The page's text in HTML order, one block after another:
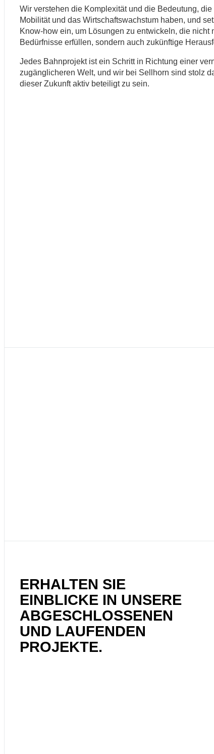
Wir verstehen die Komplexität und die Bedeutung,
Mobilität und das Wirtschaftswachstum haben, und
Know-how ein, um Lösungen zu entwickeln, die nicht
Bedürfnisse erfüllen, sondern auch zukünftige
Jedes Bahnprojekt ist ein Schritt in Richtung einer
zugänglicheren Welt, und wir bei Sellhorn sind stolz
dieser Zukunft aktiv beteiligt zu sein.
ERHALTEN SIE
EINBLICKE IN UNSERE
ABGESCHLOSSENEN
UND LAUFENDEN
PROJEKTE.